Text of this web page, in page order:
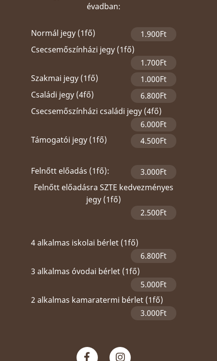
évadban:
Normál jegy (1fő)
1.900Ft
Csecsemőszínházi jegy (1fő)
1.700Ft
Szakmai jegy (1fő)
1.000Ft
Családi jegy (4fő)
6.800Ft
Csecsemőszínházi családi jegy (4fő)
6.000Ft
Támogatói jegy (1fő)
4.500Ft
Felnőtt előadás (1fő):
3.000Ft
Felnőtt előadásra SZTE kedvezményes
jegy (1fő)
2.500Ft
4 alkalmas iskolai bérlet (1fő)
6.800Ft
3 alkalmas óvodai bérlet (1fő)
5.000Ft
2 alkalmas kamaratermi bérlet (1fő)
3.000Ft